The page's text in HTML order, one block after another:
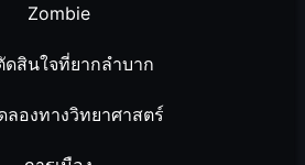
Zombie
ดสินใจที่ยากลำบาก
ลองทางวิทยาศาสตร์